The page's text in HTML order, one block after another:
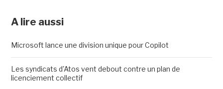
A lire aussi
Microsoft lance une division unique pour Copilot
Les syndicats d'Atos vent debout contre un plan de
licenciement collectif